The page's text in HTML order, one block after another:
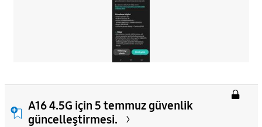
A16 4.5G için 5 temmuz güvenlik
güncelleştirmesi.